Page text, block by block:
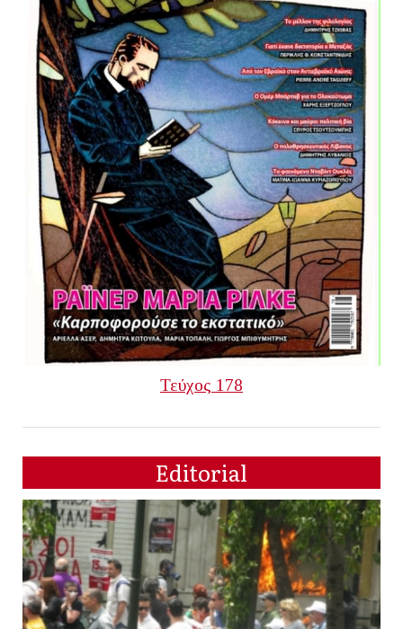
Τεύχος 178
Editorial